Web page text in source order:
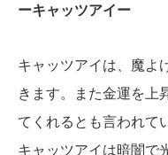
ーキャッツアイー
キャッツアイは、魔よ
きます。また金運を上
てくれるとも言われて
キャッツアイは暗闇で